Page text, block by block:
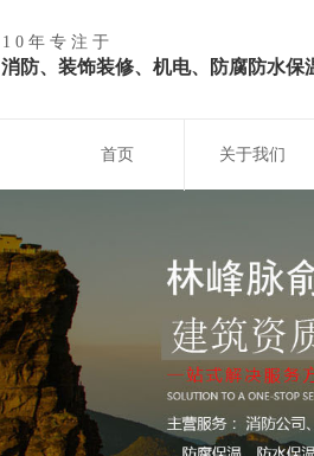
首页 关于我们
10年专注于
消防、装饰装修、机电、防腐防水保